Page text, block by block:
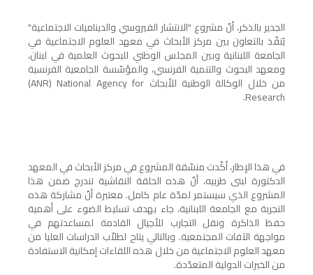
الجدير بالذكر، أنّ مشروع "الانتشار الفيروسي والديناميات الاجتماعية"
يُنفّذ بالتعاون بين مركز الأبحاث في معهد العلوم الاجتماعية في
الجامعة اللبنانية وبين المجلس الوطني للبحوث العلمية في لبنان،
ومعهد البحوث والتنمية الفرنسي، والمؤسّسة الجامعية الفرنسية
من خلال الوكالة الوطنية للأبحاث (ANR) National Agency for
Research
.
في هذا الإطار، أكّدت منسّقة المشروع في مركز الأبحاث في المعهد
الدكتورة لبنى طربيه، أنّ هذه الحلقة النقاشية تندرج ضمن هذا
المشروع الذي سيستمر لمدّة عام كامل. معتبرة أنّ مشاركة هذه
التجربة مع الجامعة اللبنانية، جاء بهدف تسليط الضوء على أهمية
حفظ الذاكرة ونقل التجارب للأجيال القادمة لمساعدتهم في
مواجهة الآفات المجتمعية. وبالتالي يتاح لطلاّب الدراسات العليا من
معهد العلوم الاجتماعية من خلال هذه اللقاءات إمكانية الاستفادة
من الخبرات الدولية المتعدّدة.